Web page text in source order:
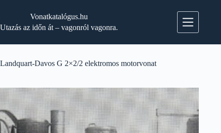
Vonatkatalógus.hu
Utazás az időn át – vagonról vagonra.
Landquart-Davos G 2×2/2 elektromos motorvonat